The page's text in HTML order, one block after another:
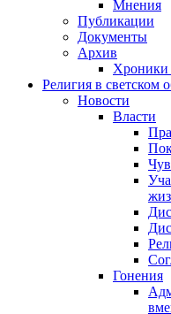
Мнения
Публикации
Документы
Архив
Хроники
Религия в светском
Новости
Власти
Гонения